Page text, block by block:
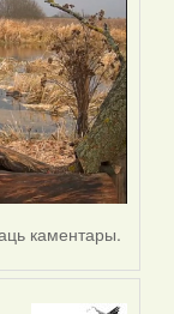
каментары.